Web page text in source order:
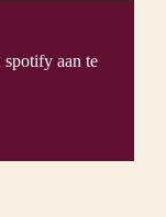
spotify aan te